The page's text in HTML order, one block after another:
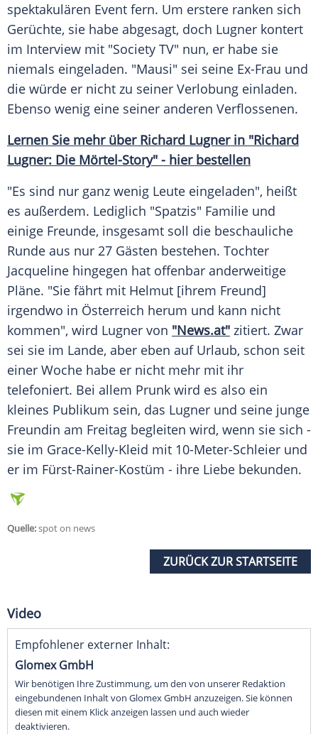
spektakulären Event fern. Um erstere ranken sich
Gerüchte, sie habe abgesagt, doch Lugner kontert
im Interview mit "Society TV" nun, er habe sie
niemals eingeladen. "Mausi" sei seine Ex-Frau und
die würde er nicht zu seiner Verlobung einladen.
Ebenso wenig eine seiner anderen Verflossenen.
Lernen Sie mehr über Richard Lugnerin "Richard
Lugner: Die Mörtel-Story" - hier bestellen
"Es sind nur ganz wenig Leute eingeladen", heißt
es außerdem. Lediglich "Spatzis" Familie und
einige Freunde, insgesamt soll die beschauliche
Runde aus nur 27 Gästen bestehen. Tochter
Jacqueline hingegen hat offenbar anderweitige
Pläne. "Sie fährt mit Helmut [ihrem Freund]
irgendwo in Österreich herum und kann nicht
kommen", wird Lugner von "News.at" zitiert. Zwar
sei sie im Lande, aber eben auf Urlaub, schon seit
einer Woche habe er nicht mehr mit ihr
telefoniert. Bei allem Prunk wird es also ein
kleines Publikum sein, das Lugner und seine junge
Freundin am Freitag begleiten wird, wenn sie sich -
sie im Grace-Kelly-Kleid mit 10-Meter-Schleier und
er im Fürst-Rainer-Kostüm - ihre Liebe bekunden.
Quelle:spot on news
ZURÜCK ZUR STARTSEITE
Video
Empfohlener externer Inhalt:
Glomex GmbH
Wir benötigen Ihre Zustimmung, um den von unserer Redaktion
eingebundenen Inhalt von Glomex GmbH anzuzeigen. Sie können
diesen mit einem Klick anzeigen lassen und auch wieder
deaktivieren.